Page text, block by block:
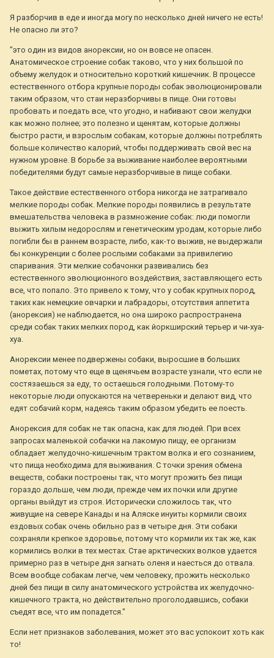
Я разборчив в еде и иногда могу по несколько дней ничего не есть!
Не опасно ли это?
"это один из видов анорексии, но он вовсе не опасен.
Анатомическое строение собак таково, что у них большой по
объему желудок и относительно короткий кишечник. В процессе
естественного отбора крупные породы собак эволюционировали
таким образом, что стаи неразборчивы в пище. Они готовы
пробовать и поедать все, что угодно, и набивают свои желудки
как можно полнее; это полезно и щенятам, которые должны
быстро расти, и взрослым собакам, которые должны потреблять
больше количество калорий, чтобы поддерживать свой вес на
нужном уровне. В борьбе за выживание наиболее вероятными
победителями будут самые неразборчивые в пище собаки.
Такое действие естественного отбора никогда не затрагивало
мелкие породы собак. Мелкие породы появились в результате
вмешательства человека в размножение собак: люди помогли
выжить хилым недорослям и генетическим уродам, которые либо
погибли бы в раннем возрасте, либо, как-то выжив, не выдержали
бы конкуренции с более рослыми собаками за привилегию
спаривания. Эти мелкие собачонки развивались без
естественного эволюционного воздействия, заставляющего есть
все, что попало. Это привело к тому, что у собак крупных пород,
таких как немецкие овчарки и лабрадоры, отсутствия аппетита
(анорексия) не наблюдается, но она широко распространена
среди собак таких мелких пород, как йоркширский терьер и чи-хуа-
хуа.
Анорексии менее подвержены собаки, выросшие в больших
пометах, потому что еще в щенячьем возрасте узнали, что если не
состязаешься за еду, то остаешься голодными. Потому-то
некоторые люди опускаются на четвереньки и делают вид, что
едят собачий корм, надеясь таким образом убедить ее поесть.
Анорексия для собак не так опасна, как для людей. При всех
запросах маленькой собачки на лакомую пищу, ее организм
обладает желудочно-кишечным трактом волка и его сознанием,
что пища необходима для выживания. С точки зрения обмена
веществ, собаки построены так, что могут прожить без пищи
гораздо дольше, чем люди, прежде чем их почки или другие
органы выйдут из строя. Исторически сложилось так, что
живущие на севере Канады и на Аляске инуиты кормили своих
ездовых собак очень обильно раз в четыре дня. Эти собаки
сохраняли крепкое здоровье, потому что кормили их так же, как
кормились волки в тех местах. Стае арктических волков удается
примерно раз в четыре дня загнать оленя и наесться до отвала.
Всем вообще собакам легче, чем человеку, прожить несколько
дней без пищи в силу анатомического устройства их желудочно-
кишечного тракта, но действительно проголодавшись, собаки
съедят все, что им попадется."
Если нет признаков заболевания, может это вас успокоит хоть как
то!